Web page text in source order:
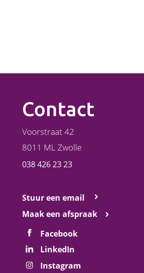
Contact
Voorstraat 42
8011 ML Zwolle
038 426 23 23
Stuur een email
Maak een afspraak
Facebook
LinkedIn
Instagram